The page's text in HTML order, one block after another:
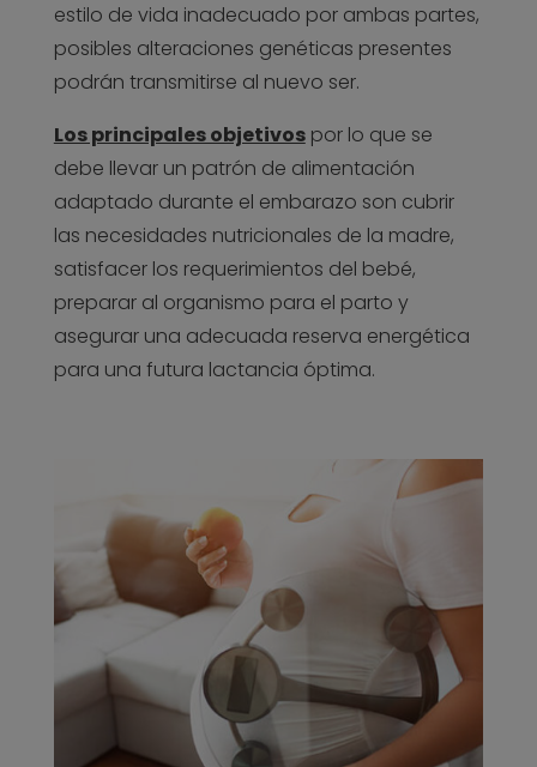
estilo de vida inadecuado por ambas partes,
posibles alteraciones genéticas presentes
podrán transmitirse al nuevo ser.
Los principales objetivospor lo que se
debe llevar un patrón de alimentación
adaptado durante el embarazo son cubrir
las necesidades nutricionales de la madre,
satisfacer los requerimientos del bebé,
preparar al organismo para el parto y
asegurar una adecuada reserva energética
para una futura lactancia óptima.